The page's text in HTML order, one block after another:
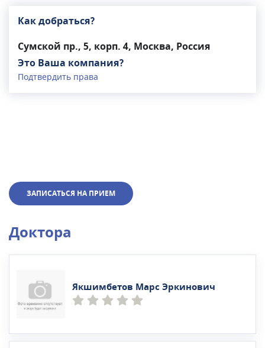
Как добраться?
Сумской пр., 5, корп. 4, Москва, Россия
Это Ваша компания?
Подтвердить права
ЗАПИСАТЬСЯ НА ПРИЕМ
Доктора
Якшимбетов Марс Эркинович